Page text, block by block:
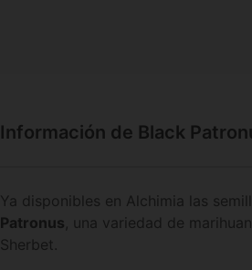
Información de Black
Ya disponibles en Alchimia las
Patronus, una variedad de
Sherbet.